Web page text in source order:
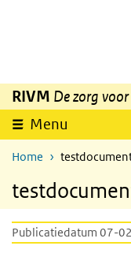
Overslaan en naar de
RIVM De zorg
Menu
Home
Publicatiedatum 07-